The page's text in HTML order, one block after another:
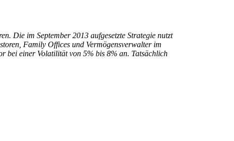
Die im September 2013 aufgesetzte Strategie nutzt
Family Offices und Vermögensverwalter im
bei einer Volatilität von 5% bis 8% an. Tatsächlich